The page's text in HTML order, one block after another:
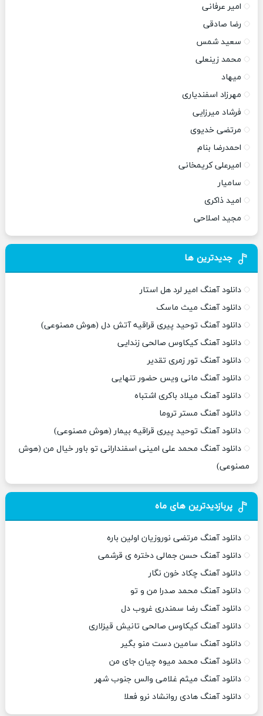
امیر عرفانی
رضا صادقی
سعید شمس
محمد زینعلی
میهاد
مهرزاد اسفندیاری
فرشاد میرزایی
مرتضی خدیوی
احمدرضا بنام
امیرعلی کریمخانی
سامیار
امید ذاکری
مجید اصلاحی
جدیدترین ها
دانلود آهنگ امیر لرد هل استار
دانلود آهنگ میث ماسک
دانلود آهنگ توحید پیری قراقیه آتش دل (هوش مصنوعی)
دانلود آهنگ کیکاوس صالحی زندایی
دانلود آهنگ تور زمری تقدیر
دانلود آهنگ مانی ویس حضور تنهایی
دانلود آهنگ میلاد باکری اشتباه
دانلود آهنگ مستر تروما
دانلود آهنگ توحید پیری قراقیه بیمار (هوش مصنوعی)
دانلود آهنگ محمد علی امینی اسفندارانی تو باور خیال من (هوش
مصنوعی)
پربازدیدترین های ماه
دانلود آهنگ مرتضی نوروزیان اولین باره
دانلود آهنگ حسن جمالی دختره ی قرشمی
دانلود آهنگ چکاد خون نگار
دانلود آهنگ محمد صدرا من و تو
دانلود آهنگ رضا سمندری غروب دل
دانلود آهنگ کیکاوس صالحی تانیش قیزلاری
دانلود آهنگ سامین دست منو بگیر
دانلود آهنگ محمد میوه چیان جای من
دانلود آهنگ میثم غلامی والس جنوب شهر
دانلود آهنگ هادی روانشاد نرو فعلا